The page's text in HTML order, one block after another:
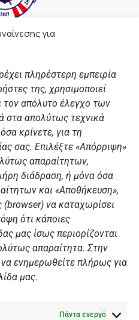
για
πληρέστερη εμπειρία
της, χρησιμοποιεί
τον απόλυτο έλεγχο των
στα απολύτως τεχνικά
κρίνετε, για τη
σας. Επιλέξτε «Απόρριψη»
απαραίτητων,
διάδραση, ή μόνα όσα
και «Αποθήκευση»,
να καταχωρίσει
ότι κάποιες
μας ίσως περιορίζονται
απαραίτητα. Στην
ενημερωθείτε πλήρως για
μας.
Πάντα ενεργό
t
u
b
e
n
k
e
d
i
n